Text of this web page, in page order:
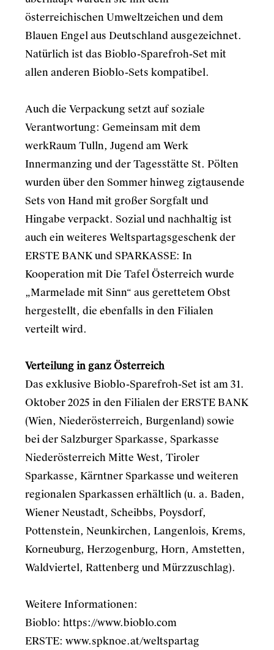
österreichischen Umweltzeichen und dem
Blauen Engel aus Deutschland ausgezeichnet.
Natürlich ist das Bioblo-Sparefroh-Set mit
allen anderen Bioblo-Sets kompatibel.
Auch die Verpackung setzt auf soziale
Verantwortung: Gemeinsam mit dem
werkRaum Tulln, Jugend am Werk
Innermanzing und der Tagesstätte St. Pölten
wurden über den Sommer hinweg zigtausende
Sets von Hand mit großer Sorgfalt und
Hingabe verpackt. Sozial und nachhaltig ist
auch ein weiteres Weltspartagsgeschenk der
ERSTE BANK und SPARKASSE: In
Kooperation mit Die Tafel Österreich wurde
„Marmelade mit Sinn“ aus gerettetem Obst
hergestellt, die ebenfalls in den Filialen
verteilt wird.
Verteilung in ganz Österreich
Das exklusive Bioblo-Sparefroh-Set ist am 31.
Oktober 2025 in den Filialen der ERSTE BANK
(Wien, Niederösterreich, Burgenland) sowie
bei der Salzburger Sparkasse, Sparkasse
Niederösterreich Mitte West, Tiroler
Sparkasse, Kärntner Sparkasse und weiteren
regionalen Sparkassen erhältlich (u. a. Baden,
Wiener Neustadt, Scheibbs, Poysdorf,
Pottenstein, Neunkirchen, Langenlois, Krems,
Korneuburg, Herzogenburg, Horn, Amstetten,
Waldviertel, Rattenberg und Mürzzuschlag).
Weitere Informationen:
Bioblo: https://www.bioblo.com
ERSTE: www.spknoe.at/weltspartag